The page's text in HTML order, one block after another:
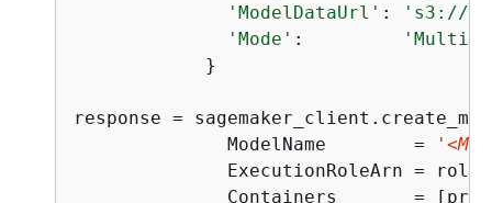
'ModelDataUrl' : 's3://
'Mode' :
            }
response =
              ModelName        =
              ExecutionRoleArn = role,
Containers       =